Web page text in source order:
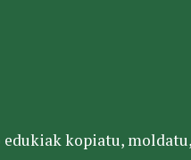
edukiak kopiatu,